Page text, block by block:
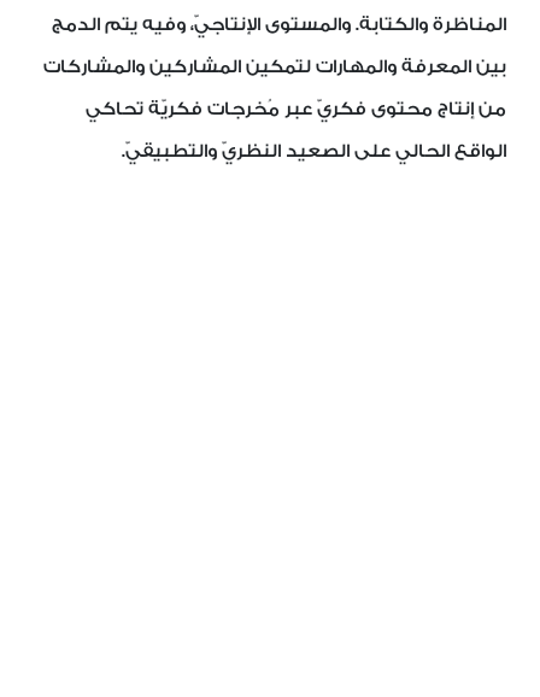
المناظرة والكتابة. والمستوى الإنتاجيّ، وفيه يتم الدمج
بين المعرفة والمهارات لتمكين المشاركين والمشاركات
من إنتاج محتوى فكريّ عبر مُخرجات فكريّة تحاكي
الواقع الحالي على الصعيد النظريّ والتطبيقيّ.